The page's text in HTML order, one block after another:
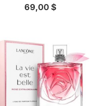
69,00 $